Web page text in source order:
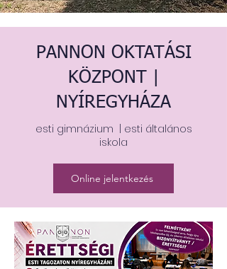
PANNON OKTATÁSI
KÖZPONT |
NYÍREGYHÁZA
esti gimnázium | esti általános
iskola
Online jelentkezés